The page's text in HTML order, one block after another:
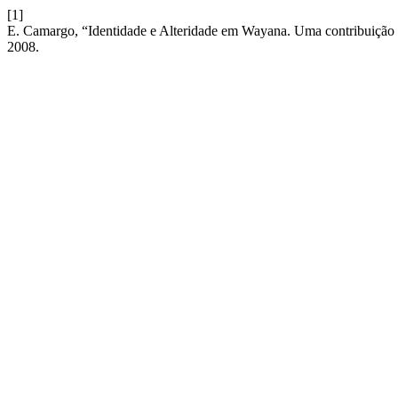
[1]
E. Camargo, “Identidade e Alteridade em Wayana. Uma
2008.